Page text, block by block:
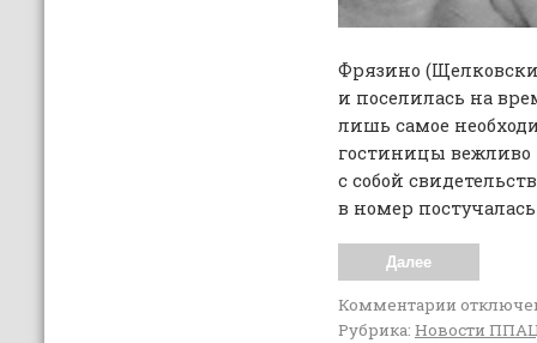
Фрязино
и поселилась на
лишь самое
гостиницы вежливо
с собой
в номер
Далее
Комментарии
Рубрика: Новости